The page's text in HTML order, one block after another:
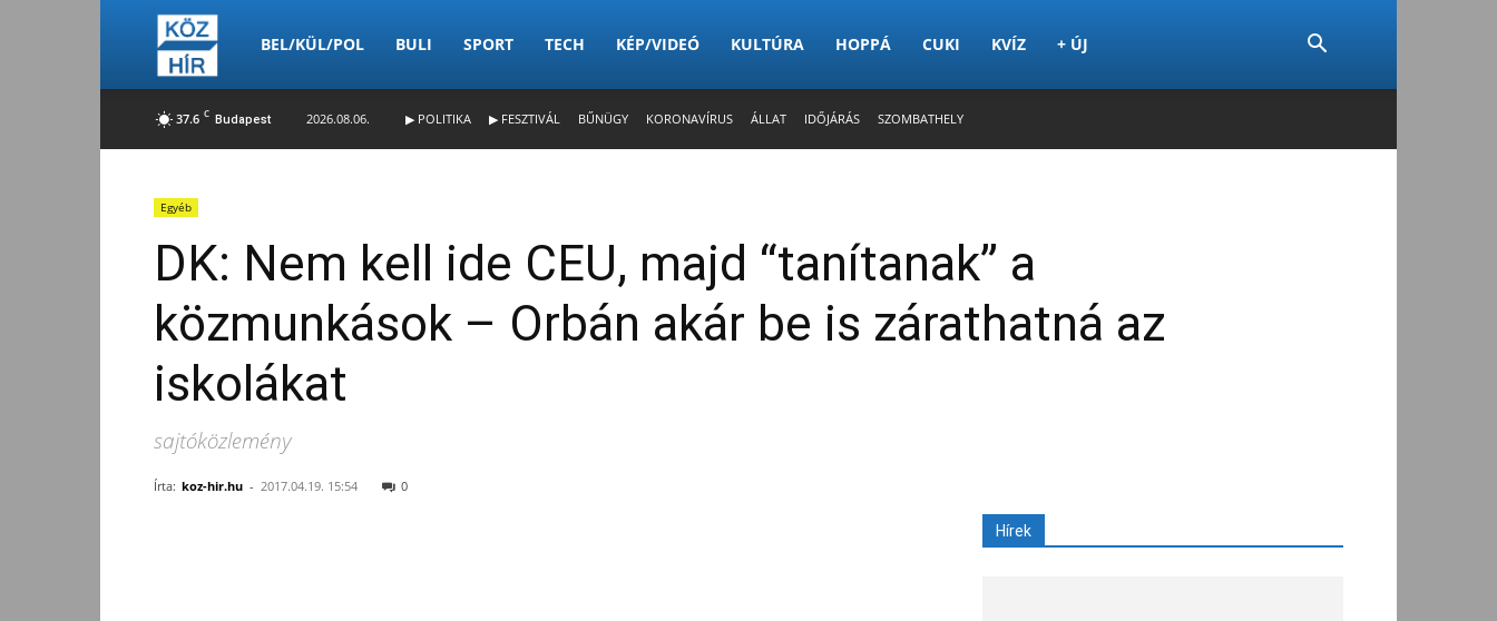
Köz-
Hír
BEL/KÜL/POL BULI SPORT TECH KÉP/VIDEÓ KULTÚRA HOPPÁ CUKI KVÍZ + ÚJ
37.6 C Budapest 2026.08.06. ▶ POLITIKA ▶ FESZTIVÁL BŰNÜGY KORONAVÍRUS ÁLLAT IDŐJÁRÁS SZOMBATHELY
Egyéb
DK: Nem kell ide CEU, majd “tanítanak” a
közmunkások – Orbán akár be is zárathatná az
iskolákat
sajtóközlemény
Írta: koz-hir.hu - 2017.04.19. 15:54 0
Hírek